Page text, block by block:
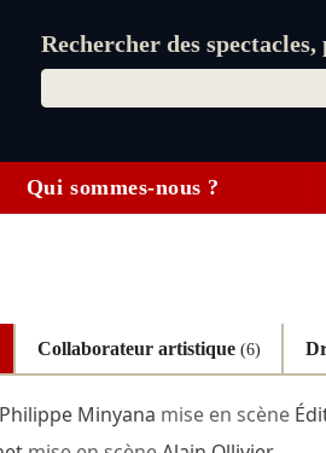
Rechercher des
Qui sommes-nous ?
Collaborateur artistique (6)
Philippe Minyana mise en scène